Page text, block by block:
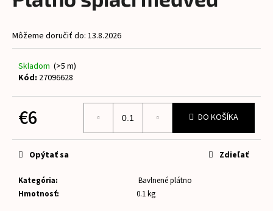
5
hviezdičiek.
Môžeme doručiť do: 13.8.2026
Skladom (>5 m)
Kód: 27096628
€6
cena:
DO KOŠÍKA
Kategória:
Bavlnené plátno
Hmotnosť: 0.1 kg
Opýtať sa Zdieľať
j
s
?
HĽADAŤ
O